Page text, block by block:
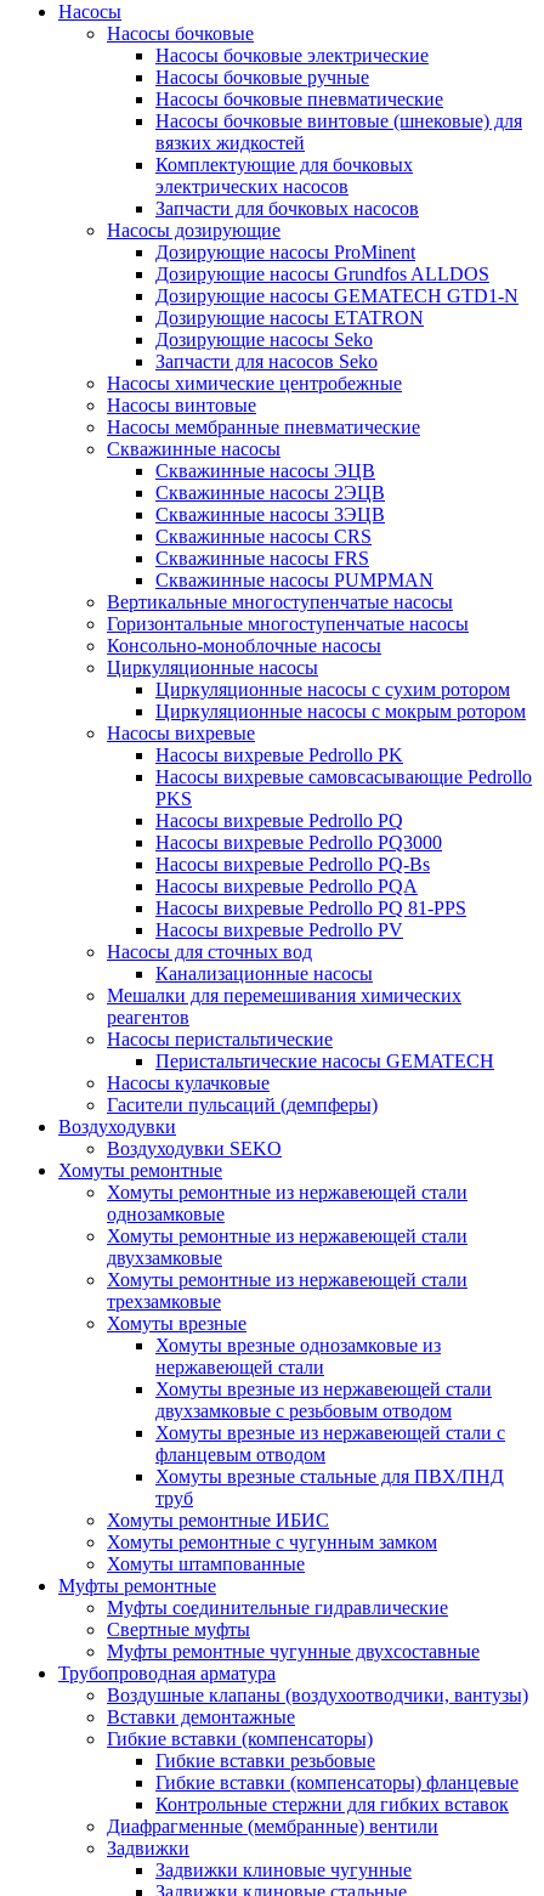
Насосы
Насосы бочковые
Насосы бочковые электрические
Насосы бочковые ручные
Насосы бочковые пневматические
Насосы бочковые винтовые (шнековые) для
вязких жидкостей
Комплектующие для бочковых
электрических насосов
Запчасти для бочковых насосов
Насосы дозирующие
Дозирующие насосы ProMinent
Дозирующие насосы Grundfos ALLDOS
Дозирующие насосы GEMATECH GTD1-N
Дозирующие насосы ETATRON
Дозирующие насосы Seko
Запчасти для насосов Seko
Насосы химические центробежные
Насосы винтовые
Насосы мембранные пневматические
Скважинные насосы
Скважинные насосы ЭЦВ
Скважинные насосы 2ЭЦВ
Скважинные насосы 3ЭЦВ
Скважинные насосы CRS
Скважинные насосы FRS
Скважинные насосы PUMPMAN
Вертикальные многоступенчатые насосы
Горизонтальные многоступенчатые насосы
Консольно-моноблочные насосы
Циркуляционные насосы
Циркуляционные насосы с сухим ротором
Циркуляционные насосы с мокрым ротором
Насосы вихревые
Насосы вихревые Pedrollo PK
Насосы вихревые самовсасывающие Pedrollo
PKS
Насосы вихревые Pedrollo PQ
Насосы вихревые Pedrollo PQ3000
Насосы вихревые Pedrollo PQ-Bs
Насосы вихревые Pedrollo PQA
Насосы вихревые Pedrollo PQ 81-PPS
Насосы вихревые Pedrollo PV
Насосы для сточных вод
Канализационные насосы
Мешалки для перемешивания химических
реагентов
Насосы перистальтические
Перистальтические насосы GEMATECH
Насосы кулачковые
Гасители пульсаций (демпферы)
Воздуходувки
Воздуходувки SEKO
Хомуты ремонтные
Хомуты ремонтные из нержавеющей стали
однозамковые
Хомуты ремонтные из нержавеющей стали
двухзамковые
Хомуты ремонтные из нержавеющей стали
трехзамковые
Хомуты врезные
Хомуты врезные однозамковые из
нержавеющей стали
Хомуты врезные из нержавеющей стали
двухзамковые с резьбовым отводом
Хомуты врезные из нержавеющей стали с
фланцевым отводом
Хомуты врезные стальные для ПВХ/ПНД
труб
Хомуты ремонтные ИБИС
Хомуты ремонтные с чугунным замком
Хомуты штампованные
Муфты ремонтные
Муфты соединительные гидравлические
Свертные муфты
Муфты ремонтные чугунные двухсоставные
Трубопроводная арматура
Воздушные клапаны (воздухоотводчики, вантузы)
Вставки демонтажные
Гибкие вставки (компенсаторы)
Гибкие вставки резьбовые
Гибкие вставки (компенсаторы) фланцевые
Контрольные стержни для гибких вставок
Диафрагменные (мембранные) вентили
Задвижки
Задвижки клиновые чугунные
Задвижки клиновые стальные